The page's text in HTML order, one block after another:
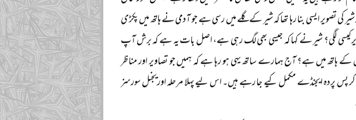
ایسی بنا رہا تھا کہ شیر کے گلے میں رسی ہے جو آدمی نے ہاتھ میں پکڑی
کیسی لگی؟ شیر نے کہا کہ جیسی بھی لگ رہی ہے، اصل بات یہ ہے کہ برش آپ
ہاتھ میں ہے؟ آج ہمارے ساتھ یہی ہو رہا ہے کہ ہمیں جو تصاویر اور مناظر
پس پردہ ایجنڈے مکمل کیے جا رہے ہیں۔ اس لیے پہلا مرحلہ اوریجنل سورسز